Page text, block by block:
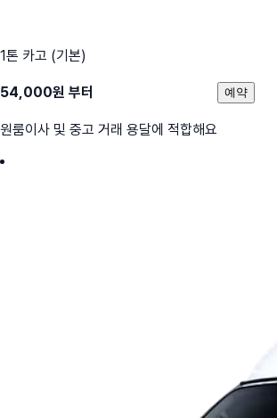
1톤 카고 (기본)
54,000원 부터
원룸이사 및 중고 거래 용달에 적합해요
예약